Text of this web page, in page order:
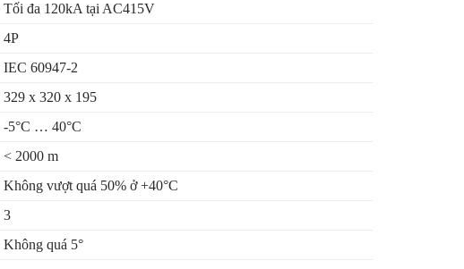
Tối đa 120kA tại AC415V
4P
IEC 60947-2
329 x 320 x 195
-5°C … 40°C
< 2000 m
Không vượt quá 50% ở +40°C
3
Không quá 5°